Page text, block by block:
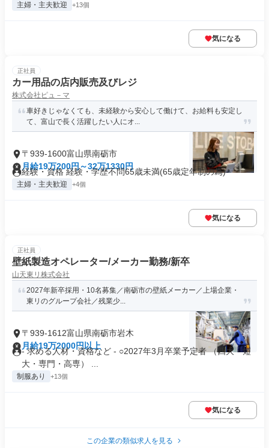
主婦・主夫歓迎 +13個
気になる
正社員
カー用品の店内販売及びレジ
株式会社ピュ－マ
車好きじゃなくても、未経験から安心して働けて、お給料も安定し
て、富山で長く活躍したい人にオ...
〒939-1600富山県南砺市
月給19万200円～32万1330円
経験・資格 経験・学歴不問65歳未満(65歳定年制の為)
主婦・主夫歓迎 +4個
気になる
正社員
壁紙製造オペレーター/メーカー勤務/新卒
山天東リ株式会社
2027年新卒採用・10名募集／南砺市の壁紙メーカー／上場企業・
東リのグループ会社／残業少...
〒939-1612富山県南砺市岩木
月給19万2000円以上
- 求める人材・資格など - ○2027年3月卒業予定者 （四大・短
大・専門・高専） ...
制服あり +13個
気になる
この企業の類似求人を見る